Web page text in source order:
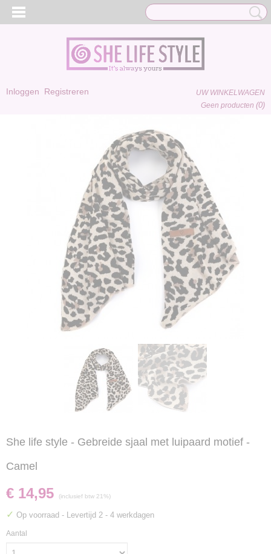
Inloggen Registreren
UW WINKELWAGEN
Geen producten (0)
She life style - Gebreide sjaal met luipaard motief -
Camel
€ 14,95 (inclusief btw 21%)
✓ Op voorraad - Levertijd 2 - 4 werkdagen
Aantal